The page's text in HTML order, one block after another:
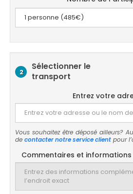
2
Sélectionner le
transport
Entrez votre
Vous souhaitez être déposé ailleurs?
de contacter notre service client pour
Commentaires et